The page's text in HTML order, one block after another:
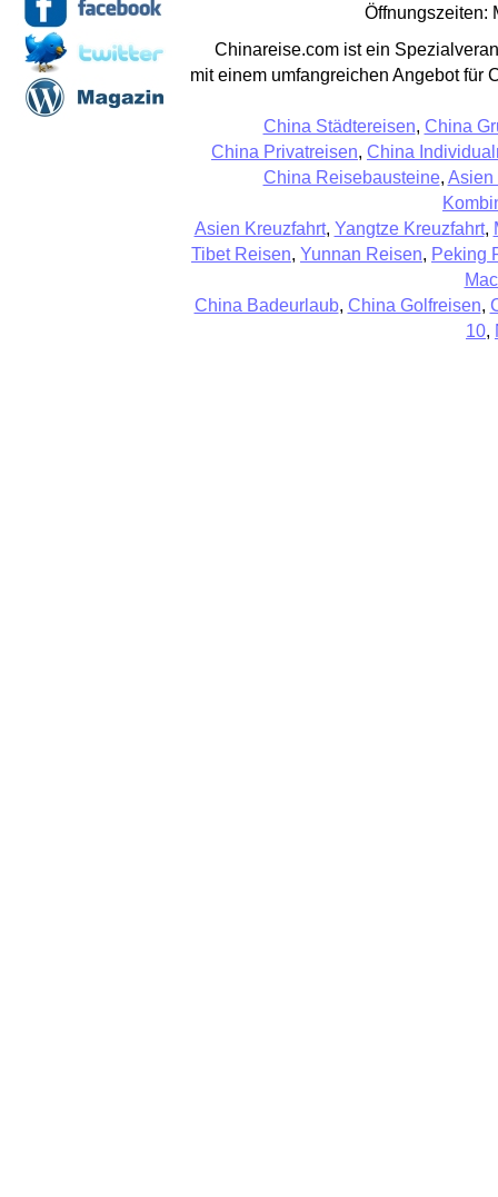
Öffnungszeiten:
Chinareise.com ist ein
mit einem umfangreichen Angebot für
China Städtereisen, China
China Privatreisen, China
China Reisebausteine, Asien
Asien Kreuzfahrt, Yangtze Kreuzfahrt,
Tibet Reisen, Yunnan Reisen, Peking
China Badeurlaub, China Golfreisen,
10,